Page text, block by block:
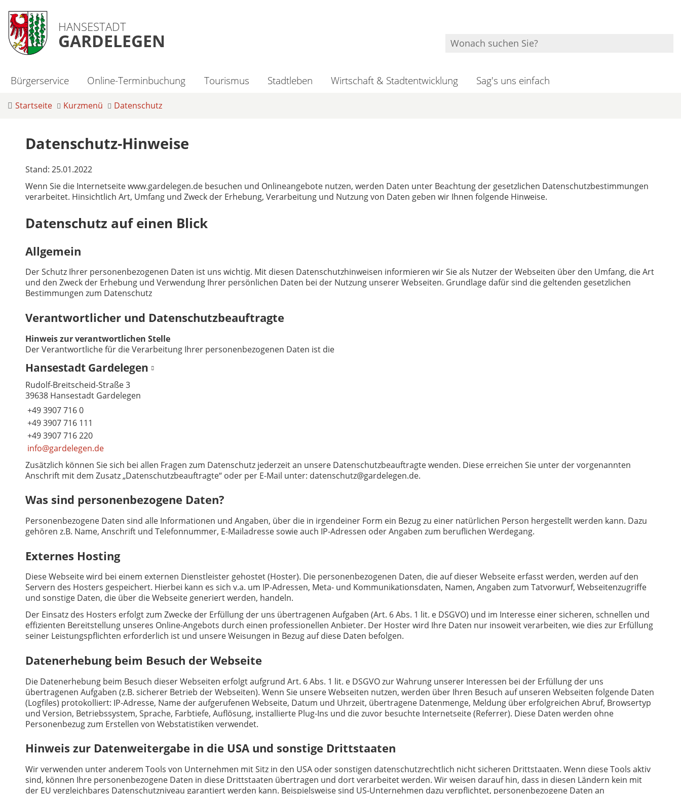
HANSESTADT
GARDELEGEN
Bürgerservice Online-Terminbuchung Tourismus Stadtleben Wirtschaft & Stadtentwicklung Sag's uns einfach
Startseite Kurzmenü Datenschutz
Datenschutz-Hinweise
Stand: 25.01.2022
Wenn Sie die Internetseite www.gardelegen.de besuchen und Onlineangebote nutzen, werden Daten unter Beachtung der gesetzlichen Datenschutzbestimmungen
verarbeitet. Hinsichtlich Art, Umfang und Zweck der Erhebung, Verarbeitung und Nutzung von Daten geben wir Ihnen folgende Hinweise.
Datenschutz auf einen Blick
Allgemein
Der Schutz Ihrer personenbezogenen Daten ist uns wichtig. Mit diesen Datenschutzhinweisen informieren wir Sie als Nutzer der Webseiten über den Umfang, die Art
und den Zweck der Erhebung und Verwendung Ihrer persönlichen Daten bei der Nutzung unserer Webseiten. Grundlage dafür sind die geltenden gesetzlichen
Bestimmungen zum Datenschutz
Verantwortlicher und Datenschutzbeauftragte
Hinweis zur verantwortlichen Stelle
Der Verantwortliche für die Verarbeitung Ihrer personenbezogenen Daten ist die
Hansestadt Gardelegen
Rudolf-Breitscheid-Straße 3
39638 Hansestadt Gardelegen
+49 3907 716 0
+49 3907 716 111
+49 3907 716 220
info@gardelegen.de
Zusätzlich können Sie sich bei allen Fragen zum Datenschutz jederzeit an unsere Datenschutzbeauftragte wenden. Diese erreichen Sie unter der vorgenannten
Anschrift mit dem Zusatz „Datenschutzbeauftragte“ oder per E-Mail unter: datenschutz@gardelegen.de.
Was sind personenbezogene Daten?
Personenbezogene Daten sind alle Informationen und Angaben, über die in irgendeiner Form ein Bezug zu einer natürlichen Person hergestellt werden kann. Dazu
gehören z.B. Name, Anschrift und Telefonnummer, E-Mailadresse sowie auch IP-Adressen oder Angaben zum beruflichen Werdegang.
Externes Hosting
Diese Webseite wird bei einem externen Dienstleister gehostet (Hoster). Die personenbezogenen Daten, die auf dieser Webseite erfasst werden, werden auf den
Servern des Hosters gespeichert. Hierbei kann es sich v.a. um IP-Adressen, Meta- und Kommunikationsdaten, Namen, Angaben zum Tatvorwurf, Webseitenzugriffe
und sonstige Daten, die über die Webseite generiert werden, handeln.
Der Einsatz des Hosters erfolgt zum Zwecke der Erfüllung der uns übertragenen Aufgaben (Art. 6 Abs. 1 lit. e DSGVO) und im Interesse einer sicheren, schnellen und
effizienten Bereitstellung unseres Online-Angebots durch einen professionellen Anbieter. Der Hoster wird Ihre Daten nur insoweit verarbeiten, wie dies zur Erfüllung
seiner Leistungspflichten erforderlich ist und unsere Weisungen in Bezug auf diese Daten befolgen.
Datenerhebung beim Besuch der Webseite
Die Datenerhebung beim Besuch dieser Webseiten erfolgt aufgrund Art. 6 Abs. 1 lit. e DSGVO zur Wahrung unserer Interessen bei der Erfüllung der uns
übertragenen Aufgaben (z.B. sicherer Betrieb der Webseiten). Wenn Sie unsere Webseiten nutzen, werden über Ihren Besuch auf unseren Webseiten folgende Daten
(Logfiles) protokolliert: IP-Adresse, Name der aufgerufenen Webseite, Datum und Uhrzeit, übertragene Datenmenge, Meldung über erfolgreichen Abruf, Browsertyp
und Version, Betriebssystem, Sprache, Farbtiefe, Auflösung, installierte Plug-Ins und die zuvor besuchte Internetseite (Referrer). Diese Daten werden ohne
Personenbezug zum Erstellen von Webstatistiken verwendet.
Hinweis zur Datenweitergabe in die USA und sonstige Drittstaaten
Wir verwenden unter anderem Tools von Unternehmen mit Sitz in den USA oder sonstigen datenschutzrechtlich nicht sicheren Drittstaaten. Wenn diese Tools aktiv
sind, können Ihre personenbezogene Daten in diese Drittstaaten übertragen und dort verarbeitet werden. Wir weisen darauf hin, dass in diesen Ländern kein mit
der EU vergleichbares Datenschutzniveau garantiert werden kann. Beispielsweise sind US-Unternehmen dazu verpflichtet, personenbezogene Daten an